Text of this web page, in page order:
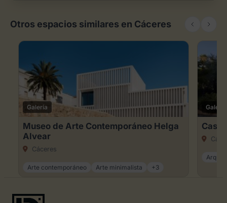
Otros espacios similares en Cáceres
Galería
Museo de Arte Contemporáneo Helga
Alvear
Cáceres
Arte contemporáneo Arte minimalista +3
Galería
Casa